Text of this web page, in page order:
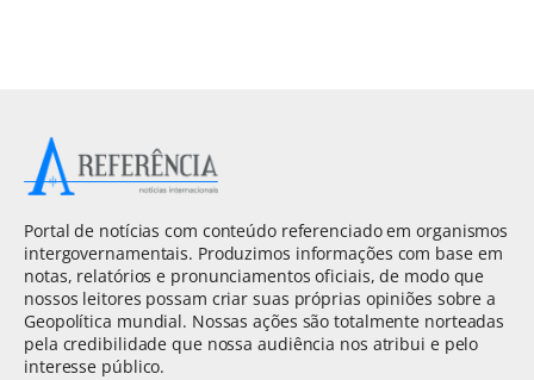
Portal de notícias com conteúdo referenciado em organismos
intergovernamentais. Produzimos informações com base em
notas, relatórios e pronunciamentos oficiais, de modo que
nossos leitores possam criar suas próprias opiniões sobre a
Geopolítica mundial. Nossas ações são totalmente norteadas
pela credibilidade que nossa audiência nos atribui e pelo
interesse público.